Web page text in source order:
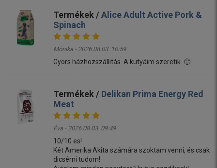
Termékek /Alice Adult Active Pork &
Spinach
Mónika - 2026.08.03. 10:59
Gyors házhozszállitás. A kutyáim szeretik. 🙂
Termékek / Delikan Prima Energy Red
Meat
Éva - 2026.08.03. 09:49
10/10 es!
Két Amerika Akita számára szoktam venni, és csak
dicsérni tudom!